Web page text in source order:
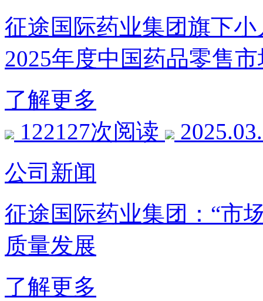
征途国际药业集团旗下
2025年度中国药品零售
了解更多
122127次阅读
公司新闻
征途国际药业集团：“市
质量发展
了解更多